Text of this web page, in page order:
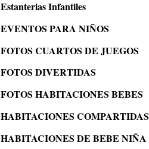
Estanterias Infantiles
EVENTOS PARA NIÑOS
FOTOS CUARTOS DE JUEGOS
FOTOS DIVERTIDAS
FOTOS HABITACIONES BEBES
HABITACIONES COMPARTIDAS
HABITACIONES DE BEBE NIÑA